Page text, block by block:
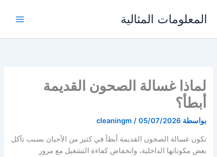
المعلومات المثالية
لماذا غسالة الصحون القديمة
أبطأ؟
بواسطة cleaningm / 05/07/2026
تكون غسالة الصحون القديمة أبطأ في كثير من الأحيان بسبب تآكل
بعض مكوناتها الداخلية، وانخفاض كفاءة التشغيل مع مرور